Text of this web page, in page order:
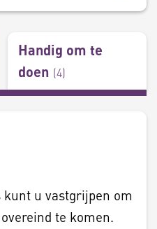
Handig om te
doen (4)
kunt u vastgrijpen om
te komen.